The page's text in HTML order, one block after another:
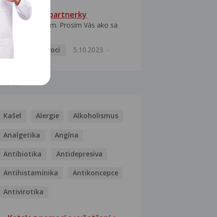
HPV typ 52 u partnerky
Dobrý deň prajem. Prosím Vás ako sa
Pohlavní nemoci
5.10.2023
Kašel Alergie Alkoholismus
Analgetika Angína
Antibiotika Antidepresiva
Antihistaminika Antikoncepce
Antivirotika